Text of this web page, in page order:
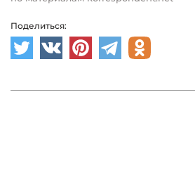
Поделиться: